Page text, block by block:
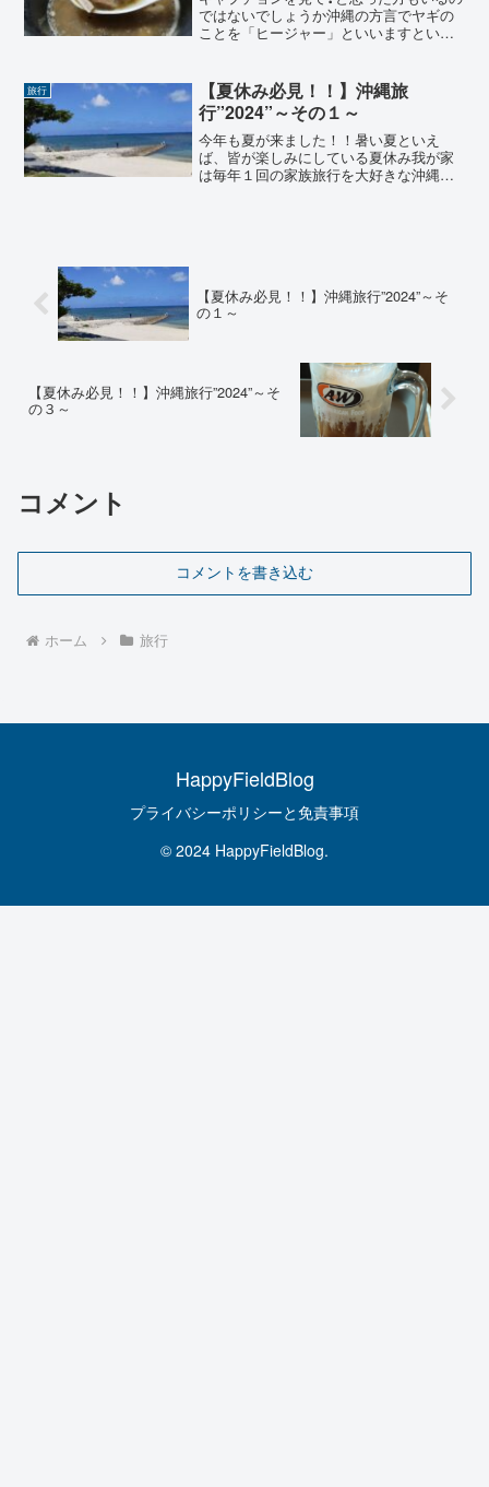
ではないでしょうか沖縄の方言でヤギの
ことを「ヒージャー」といいますという
べる習慣がありますまぁ、普通の味噌汁
のように食べるわけでは...
旅行
【夏休み必見！！】沖縄旅
行”2024”～その１～
今年も夏が来ました！！暑い夏といえ
ば、皆が楽しみにしている夏休み我が家
は毎年１回の家族旅行を大好きな沖縄に
【夏休み必見！！】沖縄旅行”2024”～そ
の１～
【夏休み必見！！】沖縄旅行”2024”～そ
の３～
コメント
コメントを書き込む
ホーム 旅行
HappyFieldBlog
プライバシーポリシーと免責事項
© 2024 HappyFieldBlog.